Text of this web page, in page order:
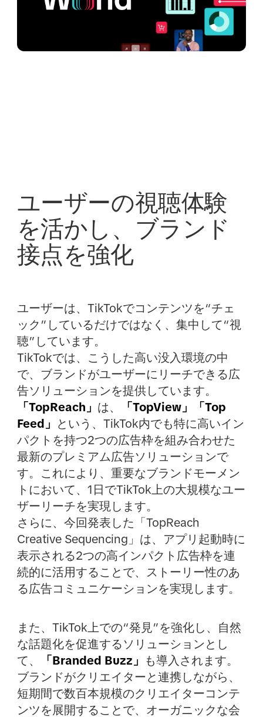
ユーザーの視聴体験
を活かし、ブランド
接点を強化
ユーザーは、TikTokでコンテンツを“チェ
ック”しているだけではなく、集中して“視
聴”しています。
TikTokでは、こうした高い没入環境の中
で、ブランドがユーザーにリーチできる広
告ソリューションを提供しています。
「TopReach」 は、
「TopView」「Top
Feed」
という、TikTok内でも特に高いイン
パクトを持つ2つの広告枠を組み合わせた
最新のプレミアム広告ソリューションで
す。これにより、重要なブランドモーメン
トにおいて、1日でTikTok上の大規模なユー
ザーリーチを実現します。
さらに、今回発表した「TopReach
Creative Sequencing」は、アプリ起動時に
表示される2つの高インパクト広告枠を連
続的に活用することで、ストーリー性のあ
る広告コミュニケーションを実現します。
また、TikTok上での“発見”を強化し、自然
な話題化を促進するソリューションとし
て、
「Branded Buzz」
も導入されます。
ブランドがクリエイターと連携しながら、
短期間で数百本規模のクリエイターコンテ
ンツを展開することで、オーガニックな会